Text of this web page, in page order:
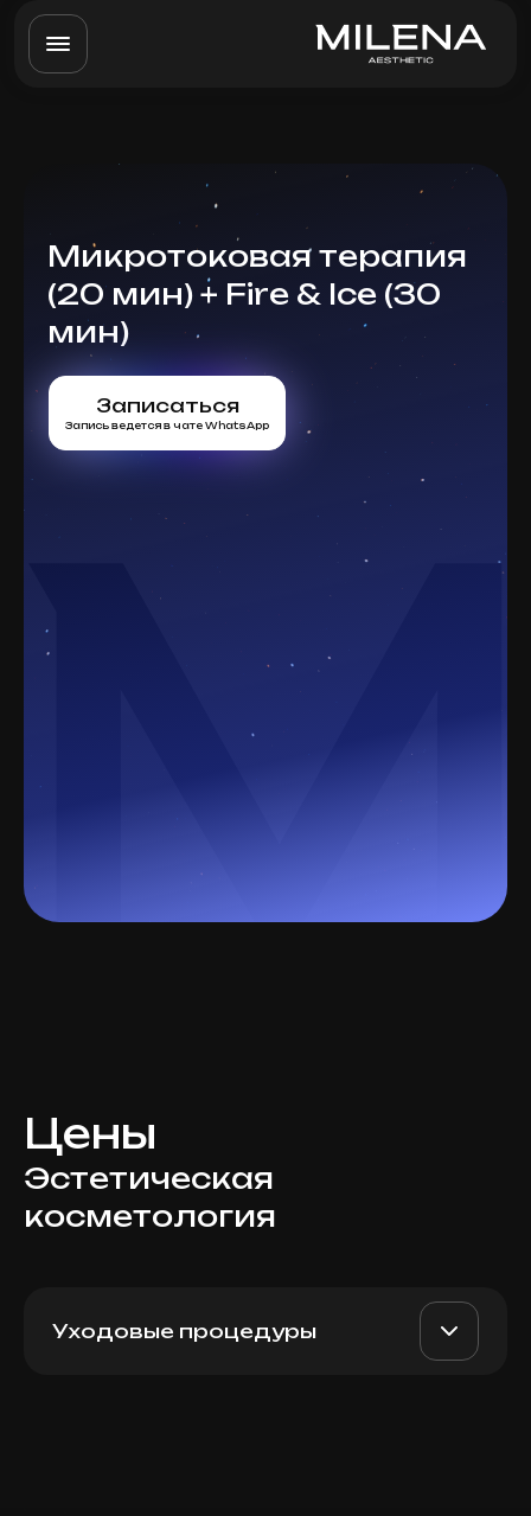
Микротоковая терапия
(20 мин) + Fire & Ice (30
мин)
Записаться
Запись ведется в чате WhatsApp
Цены
Эстетическая
косметология
Уходовые процедуры